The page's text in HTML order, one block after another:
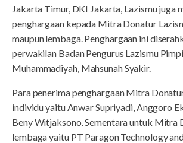
Jakarta Timur, DKI Jakarta, Lazismu juga
penghargaan kepada Mitra Donatur
maupun lembaga. Penghargaan ini
perwakilan Badan Pengurus Lazismu
Muhammadiyah, Mahsunah Syakir.
Para penerima penghargaan Mitra
individu yaitu Anwar Supriyadi, Anggoro
Beny Witjaksono. Sementara untuk Mitra
lembaga yaitu PT Paragon Technology